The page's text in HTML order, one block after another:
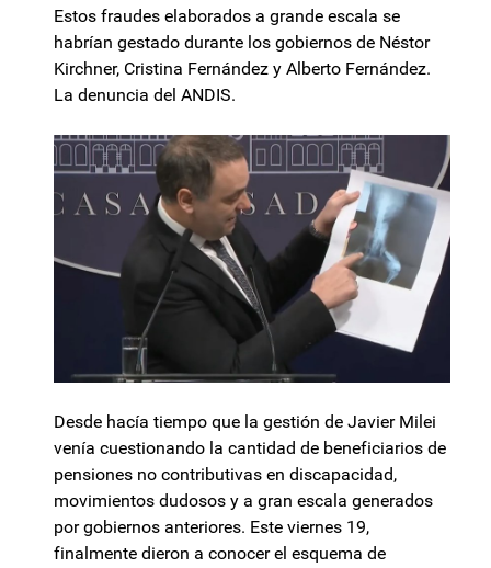
Estos fraudes elaborados a grande escala se
habrían gestado durante los gobiernos de Néstor
Kirchner, Cristina Fernández y Alberto Fernández.
La denuncia del ANDIS.
Desde hacía tiempo que la gestión de Javier Milei
venía cuestionando la cantidad de beneficiarios de
pensiones no contributivas en discapacidad,
movimientos dudosos y a gran escala generados
por gobiernos anteriores. Este viernes 19,
finalmente dieron a conocer el esquema de